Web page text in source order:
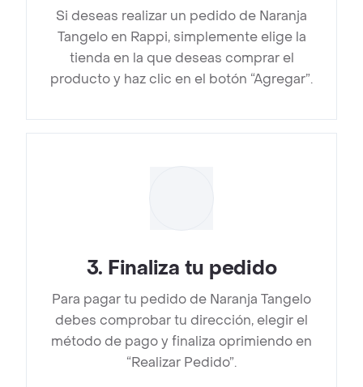
Si deseas realizar un pedido de Naranja
Tangelo en Rappi, simplemente elige la
tienda en la que deseas comprar el
producto y haz clic en el botón “Agregar”.
3. Finaliza tu pedido
Para pagar tu pedido de Naranja Tangelo
debes comprobar tu dirección, elegir el
método de pago y finaliza oprimiendo en
“Realizar Pedido”.